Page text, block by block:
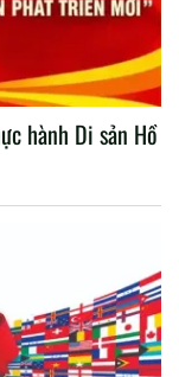
hành Di sản Hồ